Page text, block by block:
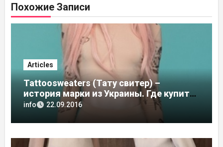
Похожие Записи
Articles
Tattoosweaters (Тату свитер) –
история марки из Украины. Где купить
в России, адреса магазинов
info 22.09.2016